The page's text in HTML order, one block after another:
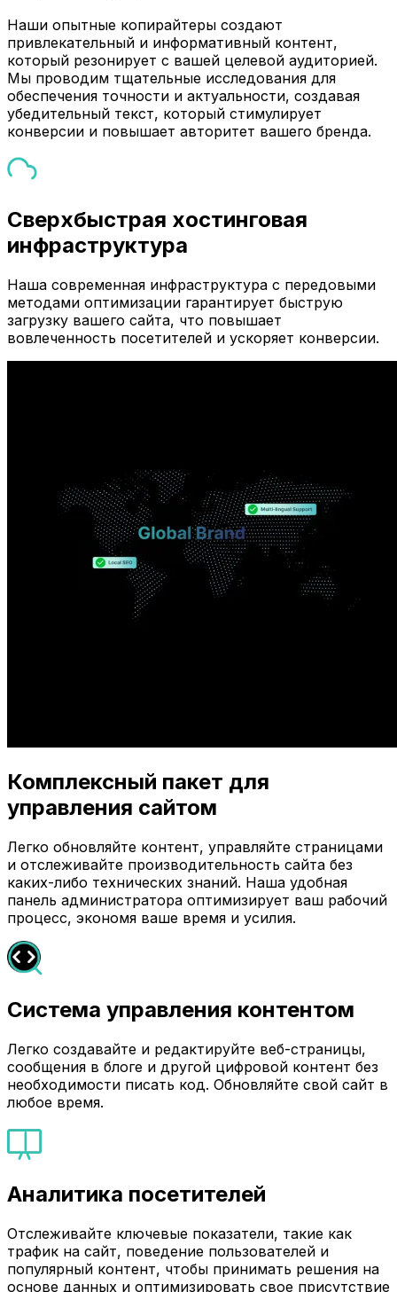
Наши опытные копирайтеры создают
привлекательный и информативный контент,
который резонирует с вашей целевой аудиторией.
Мы проводим тщательные исследования для
обеспечения точности и актуальности, создавая
убедительный текст, который стимулирует
конверсии и повышает авторитет вашего бренда.
Сверхбыстрая хостинговая
инфраструктура
Наша современная инфраструктура с передовыми
методами оптимизации гарантирует быструю
загрузку вашего сайта, что повышает
вовлеченность посетителей и ускоряет конверсии.
Комплексный пакет для
управления сайтом
Легко обновляйте контент, управляйте страницами
и отслеживайте производительность сайта без
каких-либо технических знаний. Наша удобная
панель администратора оптимизирует ваш рабочий
процесс, экономя ваше время и усилия.
Система управления контентом
Легко создавайте и редактируйте веб-страницы,
сообщения в блоге и другой цифровой контент без
необходимости писать код. Обновляйте свой сайт в
любое время.
Аналитика посетителей
Отслеживайте ключевые показатели, такие как
трафик на сайт, поведение пользователей и
популярный контент, чтобы принимать решения на
основе данных и оптимизировать свое присутствие